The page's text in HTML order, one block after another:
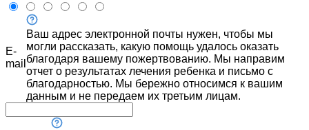
E-
mail
Ваш адрес электронной почты нужен, чтобы мы
могли рассказать, какую помощь удалось оказать
благодаря вашему пожертвованию. Мы направим
отчет о результатах лечения ребенка и письмо с
благодарностью. Мы бережно относимся к вашим
данным и не передаем их третьим лицам.